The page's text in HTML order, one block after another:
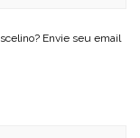
Envie seu email